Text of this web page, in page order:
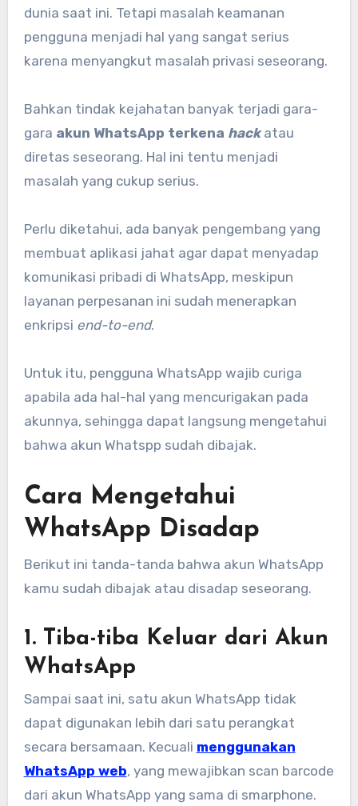
dunia saat ini. Tetapi masalah keamanan
pengguna menjadi hal yang sangat serius
karena menyangkut masalah privasi seseorang.
Bahkan tindak kejahatan banyak terjadi gara-
gara akun WhatsApp terkena hackatau
diretas seseorang. Hal ini tentu menjadi
masalah yang cukup serius.
Perlu diketahui, ada banyak pengembang yang
membuat aplikasi jahat agar dapat menyadap
komunikasi pribadi di WhatsApp, meskipun
layanan perpesanan ini sudah menerapkan
enkripsi end-to-end.
Untuk itu, pengguna WhatsApp wajib curiga
apabila ada hal-hal yang mencurigakan pada
akunnya, sehingga dapat langsung mengetahui
bahwa akun Whatspp sudah dibajak.
Cara Mengetahui
WhatsApp Disadap
Berikut ini tanda-tanda bahwa akun WhatsApp
kamu sudah dibajak atau disadap seseorang.
1. Tiba-tiba Keluar dari Akun
WhatsApp
Sampai saat ini, satu akun WhatsApp tidak
dapat digunakan lebih dari satu perangkat
secara bersamaan. Kecuali menggunakan
WhatsApp web, yang mewajibkan scan barcode
dari akun WhatsApp yang sama di smarphone.